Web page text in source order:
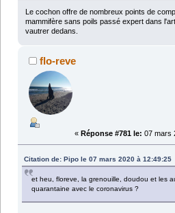
Le cochon offre de nombreux points de
mammifère sans poils passé expert dans
vautrer dedans.
flo-reve
« Réponse #781 le: 07 mars
Citation de: Pipo le 07 mars 2020 à 12:49:25
et heu, floreve, la grenouille, doudou et les
quarantaine avec le coronavirus ?